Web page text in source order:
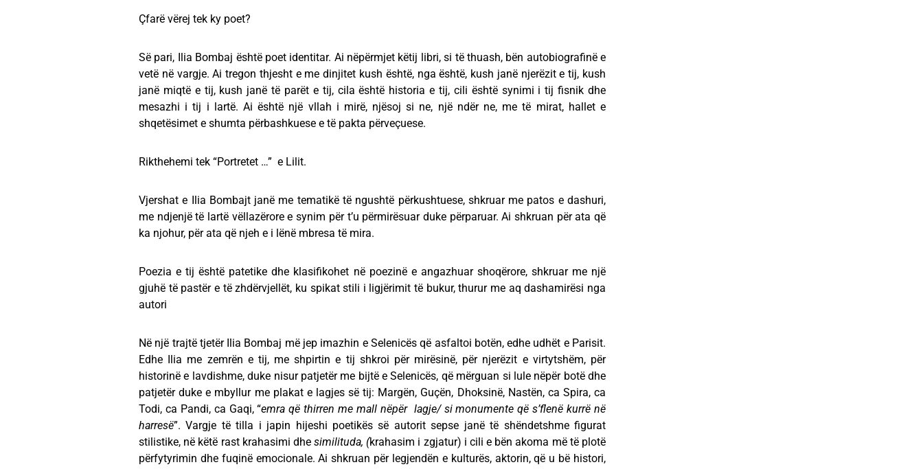
Çfarë vërej tek ky poet?
Së pari, Ilia Bombaj është poet identitar. Ai nëpërmjet këtij libri, si të thuash, bën autobiografinë e
vetë në vargje. Ai tregon thjesht e me dinjitet kush është, nga është, kush janë njerëzit e tij, kush
janë miqtë e tij, kush janë të parët e tij, cila është historia e tij, cili është synimi i tij fisnik dhe
mesazhi i tij i lartë. Ai është një vllah i mirë, njësoj si ne, një ndër ne, me të mirat, hallet e
shqetësimet e shumta përbashkuese e të pakta përveçuese.
Rikthehemi tek “Portretet …” e Lilit.
Vjershat e Ilia Bombajt janë me tematikë të ngushtë përkushtuese, shkruar me patos e dashuri,
me ndjenjë të lartë vëllazërore e synim për t’u përmirësuar duke përparuar. Ai shkruan për ata që
ka njohur, për ata që njeh e i lënë mbresa të mira.
Poezia e tij është patetike dhe klasifikohet në poezinë e angazhuar shoqërore, shkruar me një
gjuhë të pastër e të zhdërvjellët, ku spikat stili i ligjërimit të bukur, thurur me aq dashamirësi nga
autori
Në një trajtë tjetër Ilia Bombaj më jep imazhin e Selenicës që asfaltoi botën, edhe udhët e Parisit.
Edhe Ilia me zemrën e tij, me shpirtin e tij shkroi për mirësinë, për njerëzit e virtytshëm, për
historinë e lavdishme, duke nisur patjetër me bijtë e Selenicës, që mërguan si lule nëpër botë dhe
patjetër duke e mbyllur me plakat e lagjes së tij: Margën, Guçën, Dhoksinë, Nastën, ca Spira, ca
Todi, ca Pandi, ca Gaqi, “emra që thirren me mall nëpër lagje/ si monumente që s’flenë kurrë në
harresë”. Vargje të tilla i japin hijeshi poetikës së autorit sepse janë të shëndetshme figurat
stilistike, në këtë rast krahasimi dhesimilituda, (krahasim i zgjatur) i cili e bën akoma më të plotë
përfytyrimin dhe fuqinë emocionale. Ai shkruan për legjendën e kulturës, aktorin, që u bë histori,